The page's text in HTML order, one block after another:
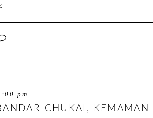
pm
CHUKAI, KEMAMAN |